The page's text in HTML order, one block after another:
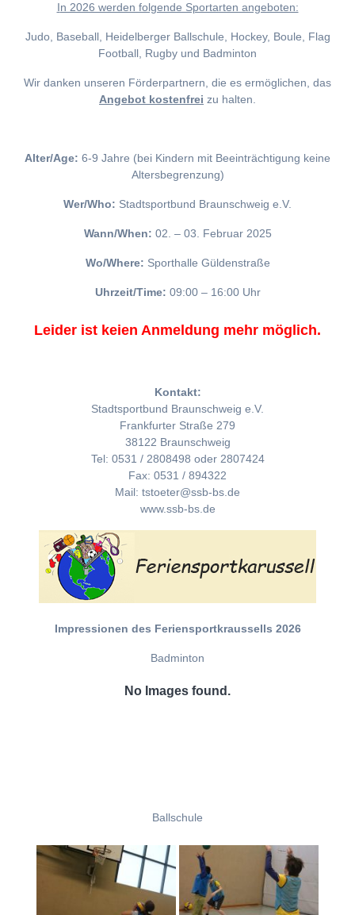
In 2026 werden folgende Sportarten angeboten:
Judo, Baseball, Heidelberger Ballschule, Hockey, Boule, Flag
Football, Rugby und Badminton
Wir danken unseren Förderpartnern, die es ermöglichen, das
Angebot kostenfrei zu halten.
Alter/Age: 6-9 Jahre (bei Kindern mit Beeinträchtigung keine
Altersbegrenzung)
Wer/Who: Stadtsportbund Braunschweig e.V.
Wann/When: 02. – 03. Februar 2025
Wo/Where: Sporthalle Güldenstraße
Uhrzeit/Time: 09:00 – 16:00 Uhr
Leider ist keien Anmeldung mehr möglich.
Kontakt:
Stadtsportbund Braunschweig e.V.
Frankfurter Straße 279
38122 Braunschweig
Tel: 0531 / 2808498 oder 2807424
Fax: 0531 / 894322
Mail: tstoeter@ssb-bs.de
www.ssb-bs.de
Impressionen des Feriensportkraussells 2026
Badminton
No Images found.
Ballschule